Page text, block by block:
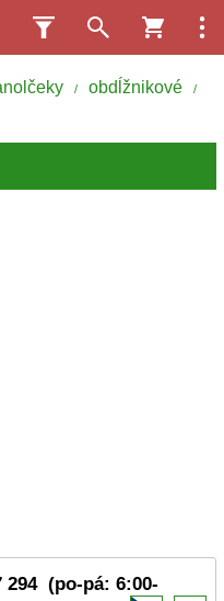
294 (po-pá: 6:00-
/ obdĺžnikové /